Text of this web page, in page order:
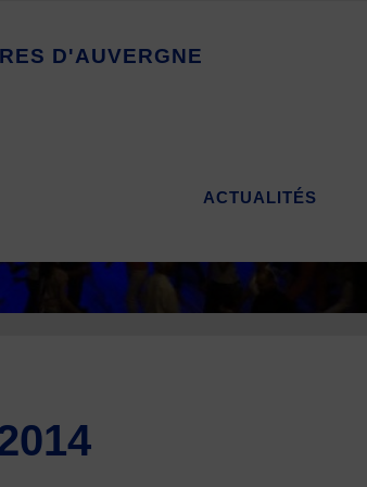
RES D'AUVERGNE
ACTUALITÉS